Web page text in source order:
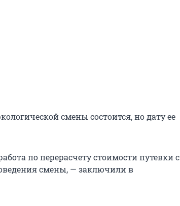
смены состоится, но дату ее
по перерасчету стоимости путевки с
смены, — заключили в